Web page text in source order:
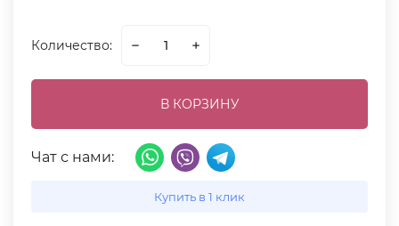
Количество:
В КОРЗИНУ
Чат с нами:
Купить в 1 клик